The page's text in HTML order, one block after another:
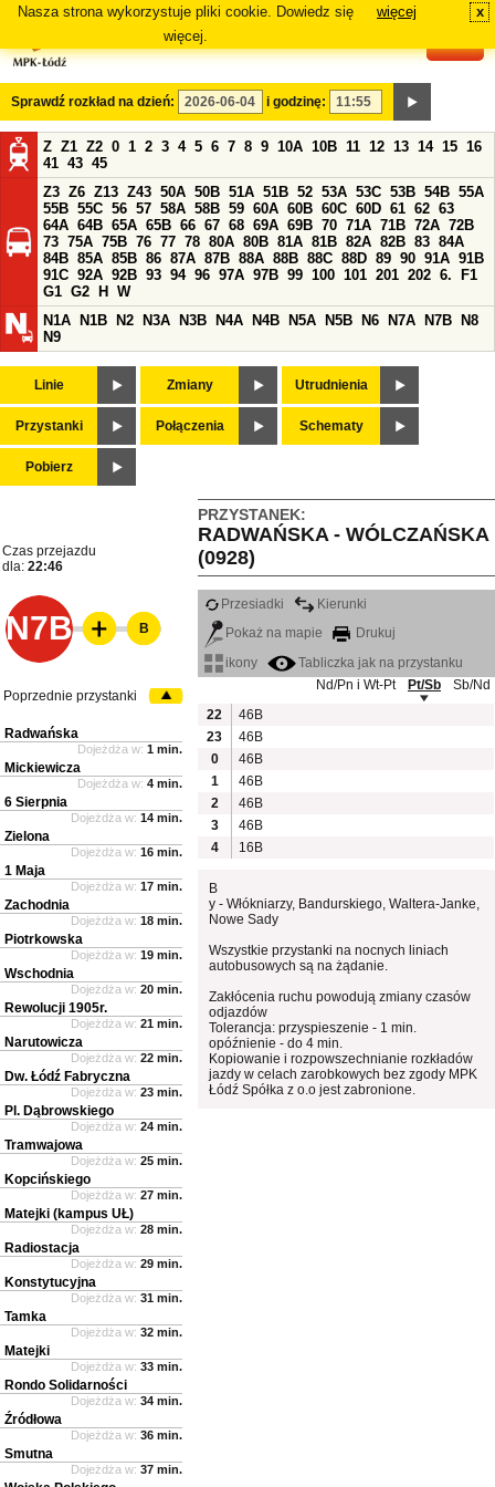
Nasza strona wykorzystuje pliki cookie. Dowiedz się
więcej.
więcej x
Sprawdź rozkład na dzień: i godzinę:
Z Z1 Z2 0 1 2 3 4 5 6 7 8 9 10A 10B 11 12 13 14 15 16
41 43 45
Z3 Z6 Z13 Z43 50A 50B 51A 51B 52 53A 53C 53B 54B 55A
55B 55C 56 57 58A 58B 59 60A 60B 60C 60D 61 62 63
64A 64B 65A 65B 66 67 68 69A 69B 70 71A 71B 72A 72B
73 75A 75B 76 77 78 80A 80B 81A 81B 82A 82B 83 84A
84B 85A 85B 86 87A 87B 88A 88B 88C 88D 89 90 91A 91B
91C 92A 92B 93 94 96 97A 97B 99 100 101 201 202 6.
F1
G1 G2 H
W
N1A
N1B N2 N3A N3B N4A N4B N5A N5B N6 N7A N7B
N8
N9
Linie Zmiany Utrudnienia
Przystanki Połączenia Schematy
Pobierz
PRZYSTANEK:
RADWAŃSKA - WÓLCZAŃSKA
(0928)
Czas przejazdu
dla: 22:46
N7B
Przesiadki
Kierunki
Pokaż na mapie
Drukuj
ikony
Tabliczka jak na przystanku
Nd/Pn i Wt-Pt
Pt/Sb
Sb/Nd
22
46B
23
46B
0
46B
1
46B
2
46B
3
46B
4
16B
B
y - Włókniarzy, Bandurskiego, Waltera-Janke,
Nowe Sady
Wszystkie przystanki na nocnych liniach
autobusowych są na żądanie.
Zakłócenia ruchu powodują zmiany czasów
odjazdów
Tolerancja: przyspieszenie - 1 min.
opóźnienie - do 4 min.
Kopiowanie i rozpowszechnianie rozkładów
jazdy w celach zarobkowych bez zgody MPK
Łódź Spółka z o.o jest zabronione.
B
Poprzednie przystanki
Radwańska
Dojeżdża w: 1 min.
Mickiewicza
Dojeżdża w: 4 min.
6 Sierpnia
Dojeżdża w: 14 min.
Zielona
Dojeżdża w: 16 min.
1 Maja
Dojeżdża w: 17 min.
Zachodnia
Dojeżdża w: 18 min.
Piotrkowska
Dojeżdża w: 19 min.
Wschodnia
Dojeżdża w: 20 min.
Rewolucji 1905r.
Dojeżdża w: 21 min.
Narutowicza
Dojeżdża w: 22 min.
Dw. Łódź Fabryczna
Dojeżdża w: 23 min.
Pl. Dąbrowskiego
Dojeżdża w: 24 min.
Tramwajowa
Dojeżdża w: 25 min.
Kopcińskiego
Dojeżdża w: 27 min.
Matejki (kampus UŁ)
Dojeżdża w: 28 min.
Radiostacja
Dojeżdża w: 29 min.
Konstytucyjna
Dojeżdża w: 31 min.
Tamka
Dojeżdża w: 32 min.
Matejki
Dojeżdża w: 33 min.
Rondo Solidarności
Dojeżdża w: 34 min.
Źródłowa
Dojeżdża w: 36 min.
Smutna
Dojeżdża w: 37 min.